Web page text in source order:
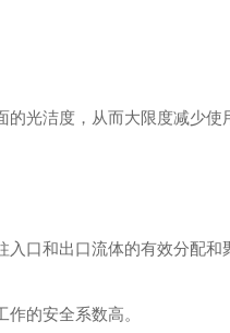
光洁度，从而大限度减少使
口和出口流体的有效分配和
的安全系数高。